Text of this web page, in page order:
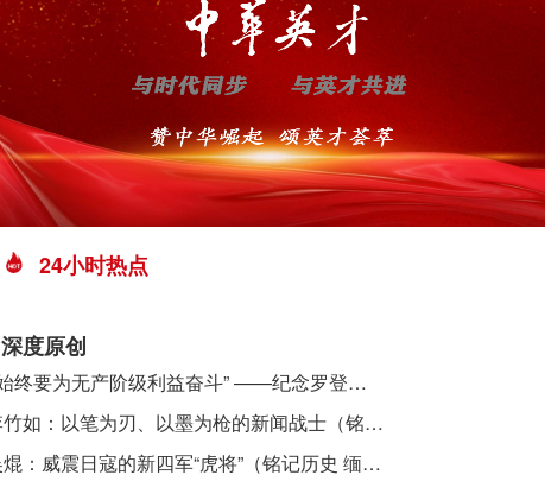
24小时热点
深度原创
​ “始终要为无产阶级利益奋斗” ——纪念罗登贤同志诞辰120周年
李竹如：以笔为刃、以墨为枪的新闻战士（铭记历史 缅怀先烈·抗日英雄）
吴焜：威震日寇的新四军“虎将”（铭记历史 缅怀先烈·抗日英雄）